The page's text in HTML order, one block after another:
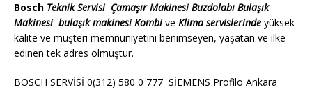
Bosch Teknik Servisi Çamaşır MakinesiBuzdolabı Bulaşık
Makinesi bulaşık makinesiKombive Klima servislerinde yüksek
kalite ve müşteri memnuniyetini benimseyen, yaşatan ve ilke
edinen tek adres olmuştur.
BOSCH SERVİSİ 0(312) 580 0 777 SİEMENS Profilo Ankara